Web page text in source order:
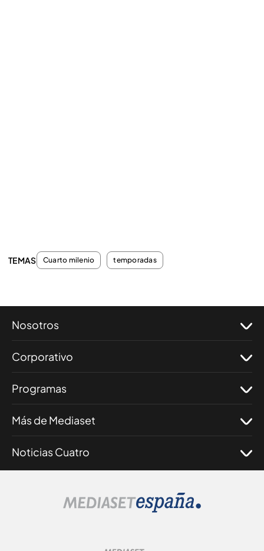
TEMAS Cuarto milenio temporadas
Nosotros
Corporativo
Programas
Más de Mediaset
Noticias Cuatro